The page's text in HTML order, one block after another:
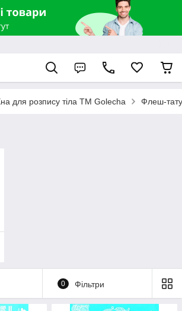
для розпису тіла ТМ Golecha Флеш-тату
0 Фільтри